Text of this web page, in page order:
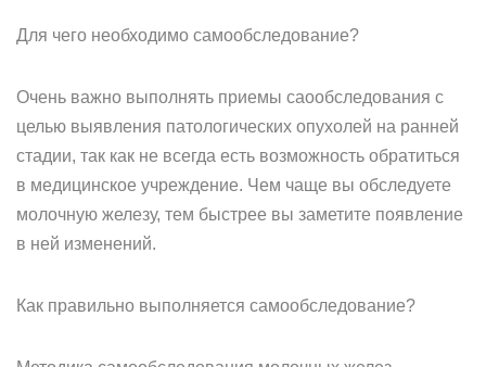
Для чего необходимо самообследование?
Очень важно выполнять приемы саообследования с
целью выявления патологических опухолей на ранней
стадии, так как не всегда есть возможность обратиться
в медицинское учреждение. Чем чаще вы обследуете
молочную железу, тем быстрее вы заметите появление
в ней изменений.
Как правильно выполняется самообследование?